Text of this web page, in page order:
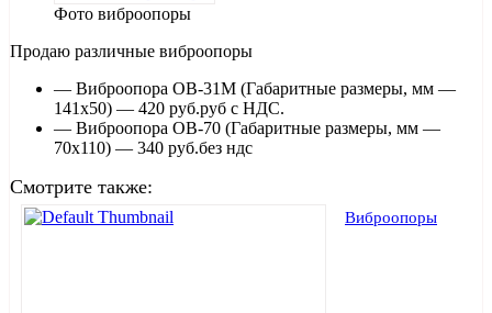
Фото виброопоры
Продаю различные виброопоры
— Виброопора ОВ-31М (Габаритные размеры, мм —
141х50) — 420 руб.руб с НДС.
— Виброопора ОВ-70 (Габаритные размеры, мм —
70х110) — 340 руб.без ндс
Смотрите также:
Виброопоры